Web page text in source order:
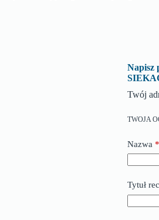
Napisz
Twój
TWOJA
Nazwa *
Tytuł